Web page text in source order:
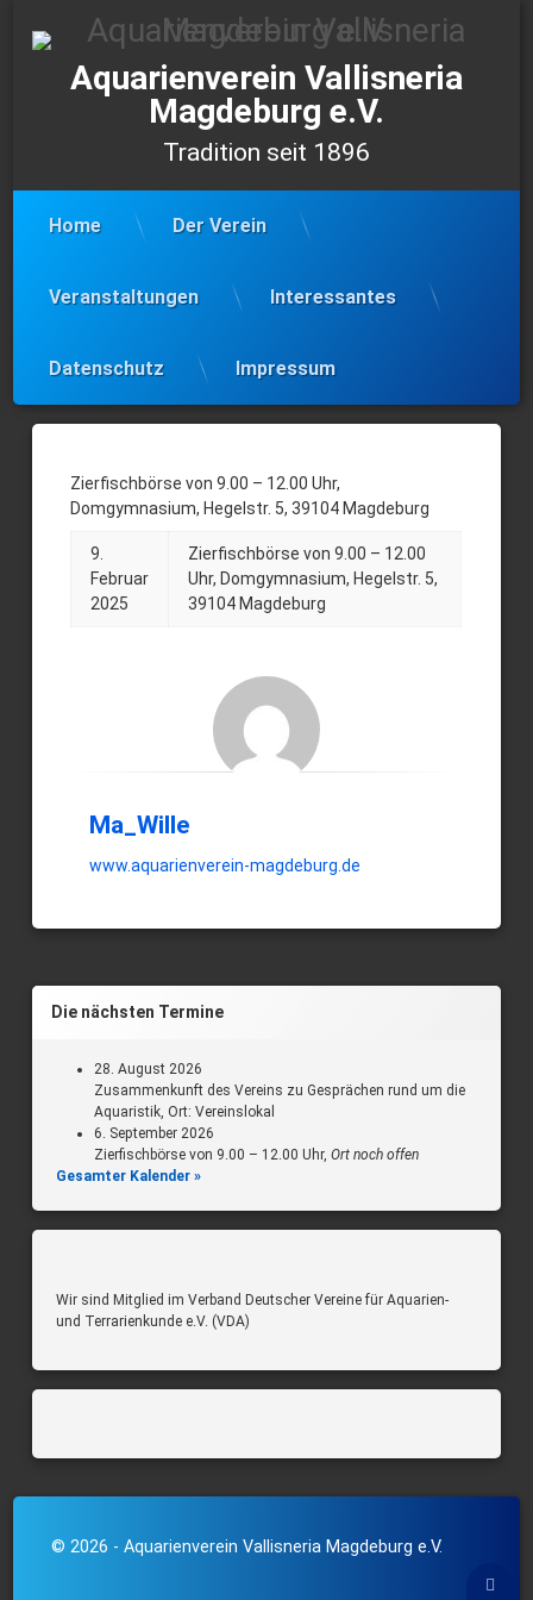
Aquarienverein Vallisneria
Magdeburg e.V.
Tradition seit 1896
Home Der Verein
Veranstaltungen Interessantes
Datenschutz Impressum
Zierfischbörse
Posted on 9. Februar 2025
Updated on 8. November 2024
Ma_Wille
Zierfischbörse von 9.00 – 12.00 Uhr,
Domgymnasium, Hegelstr. 5, 39104 Magdeburg
9.
Februar
2025
Zierfischbörse von 9.00 – 12.00
Uhr, Domgymnasium, Hegelstr. 5,
39104 Magdeburg
Ma_Wille
www.aquarienverein-magdeburg.de
Die nächsten Termine
28. August 2026
Zusammenkunft des Vereins zu Gesprächen rund um die
Aquaristik, Ort: Vereinslokal
6. September 2026
Zierfischbörse von 9.00 – 12.00 Uhr,Ort noch offen
Gesamter Kalender »
Wir sind Mitglied im Verband Deutscher Vereine für Aquarien-
und Terrarienkunde e.V. (VDA)
© 2026 - Aquarienverein Vallisneria Magdeburg e.V.